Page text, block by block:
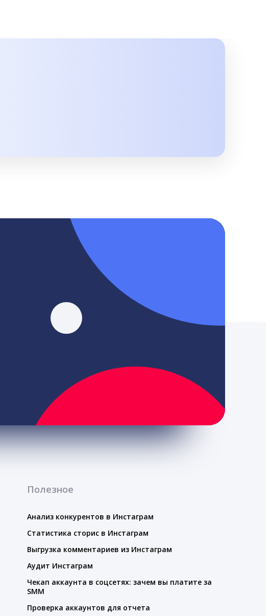
Полезное
Анализ конкурентов в Инстаграм
Статистика сторис в Инстаграм
Выгрузка комментариев из Инстаграм
Аудит Инстаграм
Чекап аккаунта в соцсетях: зачем вы платите за
SMM
Проверка аккаунтов для отчета